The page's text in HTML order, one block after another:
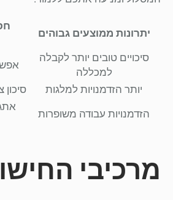
יתרונות ממוצעים גבוהים
סיכויים טובים יותר לקבלה
למכללה
יותר הזדמנויות למלגות
סיכון
הזדמנויות עבודה משופרות
מרכיבי